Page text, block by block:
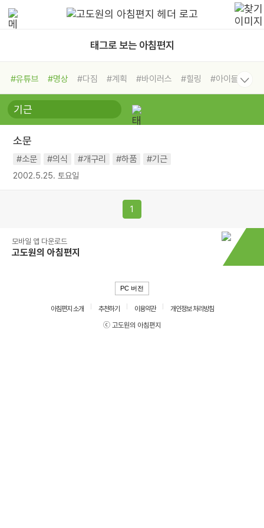
태그로 보는 아침편지
#유튜브 #명상 #다짐 #계획 #바이러스 #힐링
#아이들
#비전캠프
#독서캠프 #삶
#희망
#나눔 #친구 #링컨학교
#독서
소문
#소문 #의식 #개구리 #하품 #기근
2002.5.25. 토요일
1
모바일 앱 다운로드
고도원의 아침편지
PC 버전
아침편지 소개 추천하기 이용약관
개인정보 처리방침
ⓒ 고도원의 아침편지